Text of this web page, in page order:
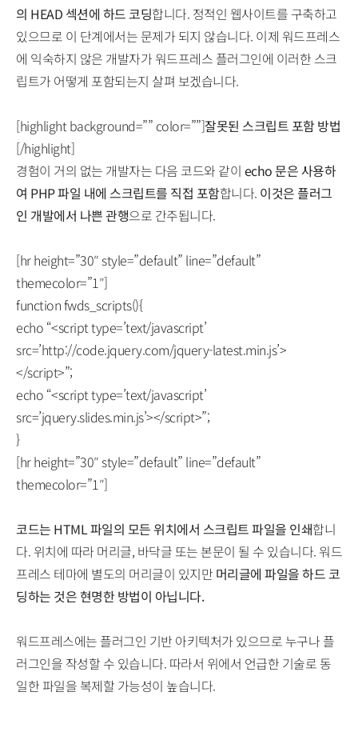
의 HEAD 섹션에 하드 코딩합니다. 정적인 웹사이트를 구축하고
있으므로 이 단계에서는 문제가 되지 않습니다. 이제 워드프레스
에 익숙하지 않은 개발자가 워드프레스 플러그인에 이러한 스크
립트가 어떻게 포함되는지 살펴 보겠습니다.
[highlight background=”” color=””]잘못된 스크립트 포함 방법
[/highlight]
경험이 거의 없는 개발자는 다음 코드와 같이 echo 문은 사용하
여 PHP 파일 내에 스크립트를 직접 포함합니다. 이것은 플러그
인 개발에서 나쁜 관행으로 간주됩니다.
[hr height=”30″ style=”default” line=”default”
themecolor=”1″]
function fwds_scripts(){
echo “<script type=’text/javascript’
src=’http://code.jquery.com/jquery-latest.min.js’>
</script>”;
echo “<script type=’text/javascript’
src=’jquery.slides.min.js’></script>”;
}
[hr height=”30″ style=”default” line=”default”
themecolor=”1″]
코드는 HTML 파일의 모든 위치에서 스크립트 파일을 인쇄합니
다. 위치에 따라 머리글, 바닥글 또는 본문이 될 수 있습니다. 워드
프레스 테마에 별도의 머리글이 있지만 머리글에 파일을 하드 코
딩하는 것은 현명한 방법이 아닙니다.
워드프레스에는 플러그인 기반 아키텍처가 있으므로 누구나 플
러그인을 작성할 수 있습니다. 따라서 위에서 언급한 기술로 동
일한 파일을 복제할 가능성이 높습니다.